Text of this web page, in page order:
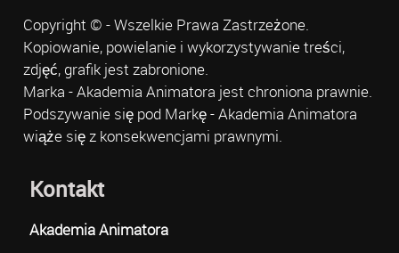
Copyright © - Wszelkie Prawa Zastrzeżone.
Kopiowanie, powielanie i wykorzystywanie treści,
zdjęć, grafik jest zabronione.
Marka - Akademia Animatora jest chroniona prawnie.
Podszywanie się pod Markę - Akademia Animatora
wiąże się z konsekwencjami prawnymi.
Kontakt
Akademia Animatora